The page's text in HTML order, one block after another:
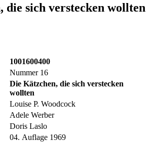
die sich verstecken wollten
1001600400
Nummer 16
Die Kätzchen, die sich verstecken
wollten
Louise P. Woodcock
Adele Werber
Doris Laslo
04. Auflage 1969